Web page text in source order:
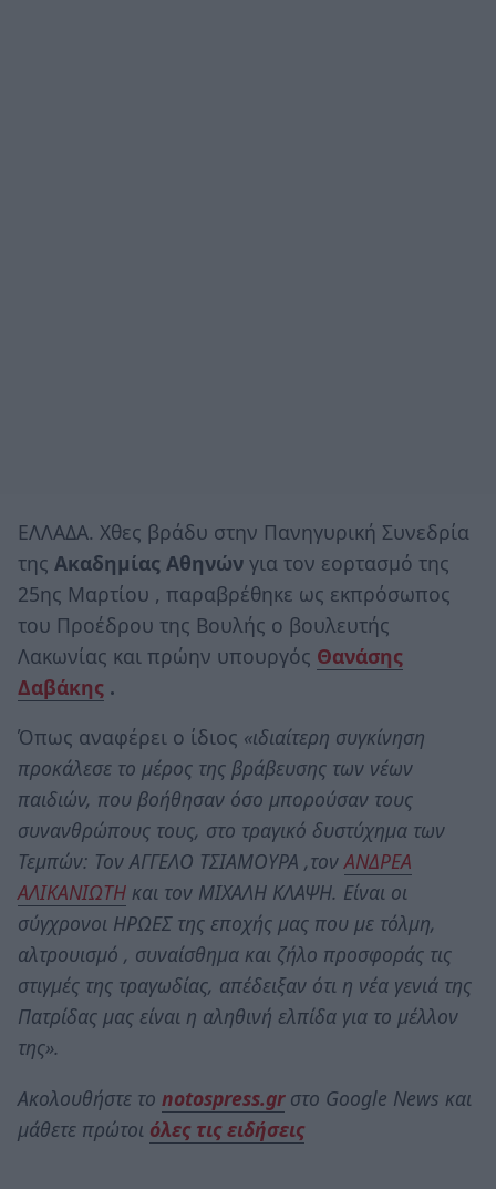
ΕΛΛΑΔΑ. Χθες βράδυ στην Πανηγυρική Συνεδρία
της Ακαδημίας Αθηνών για τον εορτασμό της
25ης Μαρτίου , παραβρέθηκε ως εκπρόσωπος
του Προέδρου της Βουλής ο βουλευτής
Λακωνίας και πρώην υπουργός Θανάσης
Δαβάκης .
Όπως αναφέρει ο ίδιος «ιδιαίτερη συγκίνηση
προκάλεσε το μέρος της βράβευσης των νέων
παιδιών, που βοήθησαν όσο μπορούσαν τους
συνανθρώπους τους, στο τραγικό δυστύχημα των
Τεμπών: Τον ΑΓΓΕΛΟ ΤΣΙΑΜΟΥΡΑ ,τονΑΝΔΡΕΑ
ΑΛΙΚΑΝΙΩΤΗ και τον ΜΙΧΑΛΗ ΚΛΑΨΗ. Είναι οι
σύγχρονοι ΗΡΩΕΣ της εποχής μας που με τόλμη,
αλτρουισμό , συναίσθημα και ζήλο προσφοράς τις
στιγμές της τραγωδίας, απέδειξαν ότι η νέα γενιά της
Πατρίδας μας είναι η αληθινή ελπίδα για το μέλλον
της».
Ακολουθήστε το notospress.grστο Google News και
μάθετε πρώτοι όλες τις ειδήσεις